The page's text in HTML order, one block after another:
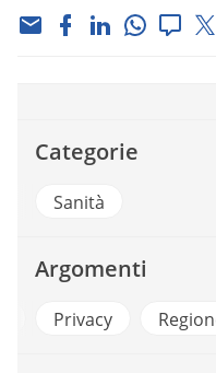
Categorie
Sanità
Argomenti
Privacy